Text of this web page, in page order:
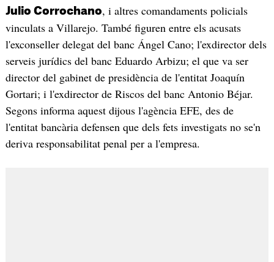
Julio Corrochano, i altres comandaments policials
vinculats a Villarejo. També figuren entre els acusats
l'exconseller delegat del banc Ángel Cano; l'exdirector dels
serveis jurídics del banc Eduardo Arbizu; el que va ser
director del gabinet de presidència de l'entitat Joaquín
Gortari; i l'exdirector de Riscos del banc Antonio Béjar.
Segons informa aquest dijous l'agència EFE, des de
l'entitat bancària defensen que dels fets investigats no se'n
deriva responsabilitat penal per a l'empresa.